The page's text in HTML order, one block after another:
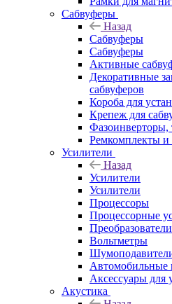
Сабвуферы
Назад
Сабвуферы
Сабвуферы
Активные
Декоративные
сабвуферов
Короба для
Крепеж для
Фазоинверторы,
Ремкомплекты и
Усилители
Назад
Усилители
Усилители
Процессоры
Процессорные
Преобразователи
Вольтметры
Автомобильные
Аксессуары для
Акустика